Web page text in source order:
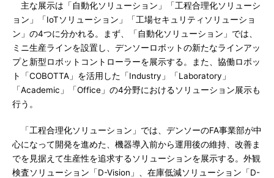
主な展示は「自動化ソリューション」「工程合理化ソリューシ
ョン」「IoTソリューション」「工場セキュリティソリューショ
ン」の4つに分かれる。まず、「自動化ソリューション」では、
ミニ生産ラインを設置し、デンソーロボットの新たなラインアッ
プと新型ロボットコントローラーを展示する。また、協働ロボッ
ト「COBOTTA」を活用した「Industry」「Laboratory」
「Academic」「Office」の4分野におけるソリューション展示も
行う。
「工程合理化ソリューション」では、デンソーのFA事業部が中
心になって開発を進めた、機器導入前から運用後の維持、改善ま
でを見据えて生産性を追求するソリューションを展示する。外観
検査ソリューション「D-Vision」、在庫低減ソリューション「D-